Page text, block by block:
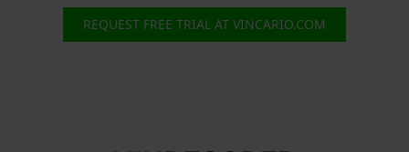
REQUEST FREE TRIAL AT VINCARIO.COM